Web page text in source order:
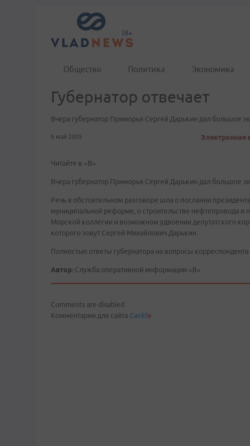
Общество Политика Экономика
Губернатор отвечает
Вчера губернатор Приморья Сергей Дарькин дал большое
6 май 2005 Электронная
Читайте в «В»
Вчера губернатор Приморья Сергей Дарькин дал большое
Речь в обстоятельном разговоре шла о послании
муниципальной реформе, о строительстве нефтепровода и
Морской коллегии и возможном удвоении депутатского
которого зовут Сергей Михайлович Дарькин.
Полностью ответы губернатора на вопросы
Автор: Служба оперативной информации «В»
Comments are disabled
Комментарии для сайта Cackle